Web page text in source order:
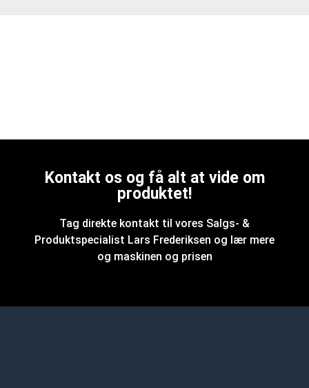
Kontakt os og få alt at vide om
produktet!
Tag direkte kontakt til vores Salgs- &
Produktspecialist Lars Frederiksen og lær mere
og maskinen og prisen